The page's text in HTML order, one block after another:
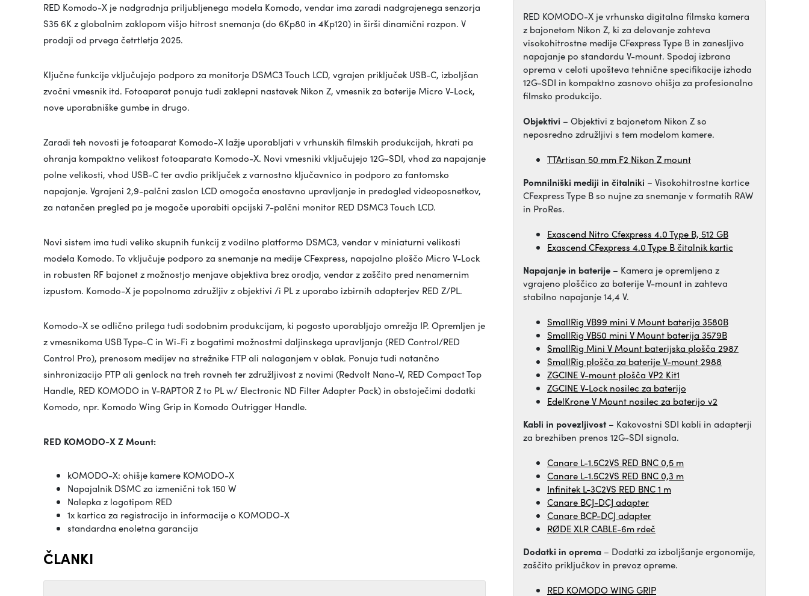
RED Komodo-X je nadgradnja priljubljenega modela Komodo, vendar ima zaradi nadgrajenega senzorja
S35 6K z globalnim zaklopom višjo hitrost snemanja (do 6Kp80 in 4Kp120) in širši dinamični razpon. V
prodaji od prvega četrtletja 2025.
Ključne funkcije vključujejo podporo za monitorje DSMC3 Touch LCD, vgrajen priključek USB-C, izboljšan
zvočni vmesnik itd. Fotoaparat ponuja tudi zaklepni nastavek Nikon Z, vmesnik za baterije Micro V-Lock,
nove uporabniške gumbe in drugo.
Zaradi teh novosti je fotoaparat Komodo-X lažje uporabljati v vrhunskih filmskih produkcijah, hkrati pa
ohranja kompaktno velikost fotoaparata Komodo-X. Novi vmesniki vključujejo 12G-SDI, vhod za napajanje
polne velikosti, vhod USB-C ter avdio priključek z varnostno ključavnico in podporo za fantomsko
napajanje. Vgrajeni 2,9-palčni zaslon LCD omogoča enostavno upravljanje in predogled videoposnetkov,
za natančen pregled pa je mogoče uporabiti opcijski 7-palčni monitor RED DSMC3 Touch LCD.
Novi sistem ima tudi veliko skupnih funkcij z vodilno platformo DSMC3, vendar v miniaturni velikosti
modela Komodo. To vključuje podporo za snemanje na medije CFexpress, napajalno ploščo Micro V-Lock
in robusten RF bajonet z možnostjo menjave objektiva brez orodja, vendar z zaščito pred nenamernim
izpustom. Komodo-X je popolnoma združljiv z objektivi /i PL z uporabo izbirnih adapterjev RED Z/PL.
Komodo-X se odlično prilega tudi sodobnim produkcijam, ki pogosto uporabljajo omrežja IP. Opremljen je
z vmesnikoma USB Type-C in Wi-Fi z bogatimi možnostmi daljinskega upravljanja (RED Control/RED
Control Pro), prenosom medijev na strežnike FTP ali nalaganjem v oblak. Ponuja tudi natančno
sinhronizacijo PTP ali genlock na treh ravneh ter združljivost z novimi (Redvolt Nano-V, RED Compact Top
Handle, RED KOMODO in V-RAPTOR Z to PL w/ Electronic ND Filter Adapter Pack) in obstoječimi dodatki
Komodo, npr. Komodo Wing Grip in Komodo Outrigger Handle.
RED KOMODO-X Z Mount:
kOMODO-X: ohišje kamere KOMODO-X
Napajalnik DSMC za izmenični tok 150 W
Nalepka z logotipom RED
1x kartica za registracijo in informacije o KOMODO-X
standardna enoletna garancija
ČLANKI
RED KOMODO-X je vrhunska digitalna filmska kamera
z bajonetom Nikon Z, ki za delovanje zahteva
visokohitrostne medije CFexpress Type B in zanesljivo
napajanje po standardu V-mount. Spodaj izbrana
oprema v celoti upošteva tehnične specifikacije izhoda
12G-SDI in kompaktno zasnovo ohišja za profesionalno
filmsko produkcijo.
Objektivi – Objektivi z bajonetom Nikon Z so
neposredno združljivi s tem modelom kamere.
TTArtisan 50 mm F2 Nikon Z mount
Pomnilniški mediji in čitalniki – Visokohitrostne kartice
CFexpress Type B so nujne za snemanje v formatih RAW
in ProRes.
Exascend Nitro Cfexpress 4.0 Type B, 512 GB
Exascend CFexpress 4.0 Type B čitalnik kartic
Napajanje in baterije – Kamera je opremljena z
vgrajeno ploščico za baterije V-mount in zahteva
stabilno napajanje 14,4 V.
SmallRig VB99 mini V Mount baterija 3580B
SmallRig VB50 mini V Mount baterija 3579B
SmallRig Mini V Mount baterijska plošča 2987
SmallRig plošča za baterije V-mount 2988
ZGCINE V-mount plošča VP2 Kit1
ZGCINE V-Lock nosilec za baterijo
EdelKrone V Mount nosilec za baterijo v2
Kabli in povezljivost – Kakovostni SDI kabli in adapterji
za brezhiben prenos 12G-SDI signala.
Canare L-1.5C2VS RED BNC 0,5 m
Canare L-1.5C2VS RED BNC 0,3 m
Infinitek L-3C2VS RED BNC 1 m
Canare BCJ-DCJ adapter
Canare BCP-DCJ adapter
RØDE XLR CABLE-6m rdeč
Dodatki in oprema – Dodatki za izboljšanje ergonomije,
zaščito priključkov in prevoz opreme.
RED KOMODO WING GRIP